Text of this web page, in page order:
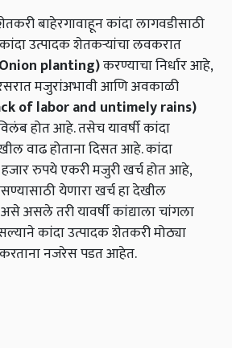
बाहेरगावाहून कांदा लागवडीसाठी
उत्पादक शेतकर्‍यांचा लवकरात
planting)करण्याचा निर्धार आहे,
मजुरांअभावी आणि अवकाळी
of labor and untimely rains)
होत आहे. तसेच यावर्षी कांदा
वाढ होताना दिसत आहे. कांदा
रुपये एकरी मजुरी खर्च होत आहे,
येणारा खर्च हा देखील
असले तरी यावर्षी कांद्याला चांगला
कांदा उत्पादक शेतकरी मोठ्या
करताना नजरेस पडत आहेत.